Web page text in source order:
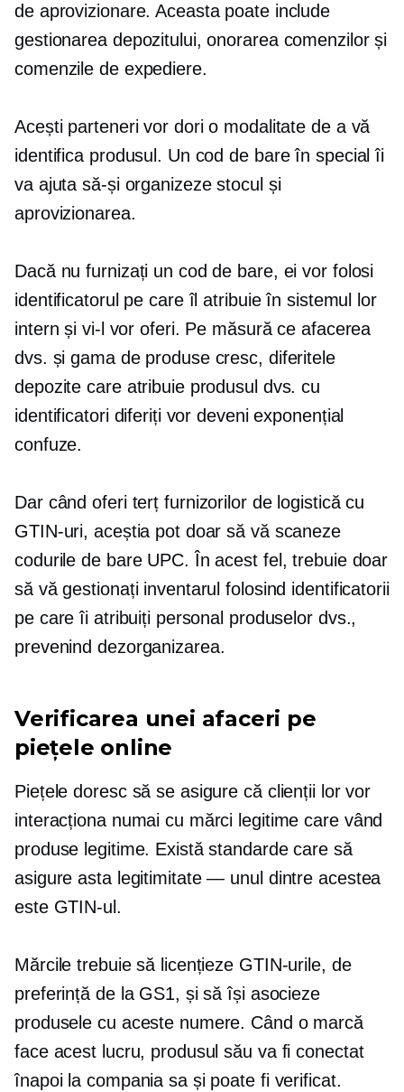
de aprovizionare. Aceasta poate include
gestionarea depozitului, onorarea comenzilor și
comenzile de expediere.
Acești parteneri vor dori o modalitate de a vă
identifica produsul. Un cod de bare în special îi
va ajuta să-și organizeze stocul și
aprovizionarea.
Dacă nu furnizați un cod de bare, ei vor folosi
identificatorul pe care îl atribuie în sistemul lor
intern și vi-l vor oferi. Pe măsură ce afacerea
dvs. și gama de produse cresc, diferitele
depozite care atribuie produsul dvs. cu
identificatori diferiți vor deveni exponențial
confuze.
Dar când oferi terț furnizorilor de logistică cu
GTIN-uri, aceștia pot doar să vă scaneze
codurile de bare UPC. În acest fel, trebuie doar
să vă gestionați inventarul folosind identificatorii
pe care îi atribuiți personal produselor dvs.,
prevenind dezorganizarea.
Verificarea unei afaceri pe
piețele online
Piețele doresc să se asigure că clienții lor vor
interacționa numai cu mărci legitime care vând
produse legitime. Există standarde care să
asigure asta legitimitate — unul dintre acestea
este GTIN-ul.
Mărcile trebuie să licențieze GTIN-urile, de
preferință de la GS1, și să își asocieze
produsele cu aceste numere. Când o marcă
face acest lucru, produsul său va fi conectat
înapoi la compania sa și poate fi verificat.